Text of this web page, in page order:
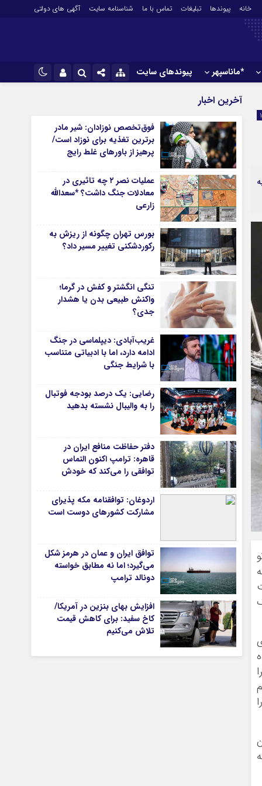
خانه پیوندها تبلیغات تماس با ما شناسنامه سایت آگهی های دولتی
*ماناسپهر پیوندهای سایت
سروش
ایتا
آپارات
رمز عبور
مرا به خاطر بسپار
آوری اطلاعات
باشگاه پرسپولیس
باشگاه استقلال
ورزشهای رزمی
ورزش زنان
توپ و تور
سایر حوزه ها
دانشگاه
آموزش و پرورش
بهداشت و درمان
سبک زندگی
حوادث، انتظامی
شهری و رفاهی
شهرداری و شورای شهر
*ماناسپهر
اطلاعیه
پیام تبریک ماناسپهر
پیام تسلیت ماناسپهر
پیوندهای سایت
آخرین اخبار
فوق‌تخصص نوزادان: شیر مادر
برترین تغذیه برای نوزاد است/
پرهیز از باورهای غلط رایج
عملیات نصر ۲ چه تاثیری در
معادلات جنگ داشت؟ *سعدالله
زارعی
بورس تهران چگونه از ریزش به
رکوردشکنی تغییر مسیر داد؟
تنگی انگشتر و کفش در گرما؛
واکنش طبیعی بدن یا هشدار
جدی؟
غریب‌آبادی: دیپلماسی در جنگ
ادامه دارد، اما با ادبیاتی متناسب
با شرایط جنگی
رضایی: یک درصد بودجه فوتبال
را به والیبال نشسته بدهید
دفتر حفاظت منافع ایران در
قاهره: ترامپ اکنون التماس
توافقی را می‌کند که خودش
اردوغان: توافقنامه مکه پذیرای
مشارکت کشورهای دوست است
توافق ایران و عمان در هرمز شکل
می‌گیرد؛ اما نه مطابق خواسته
دونالد ترامپ
افزایش بهای بنزین در آمریکا/
کاخ سفید: برای کاهش قیمت
تلاش می‌کنیم